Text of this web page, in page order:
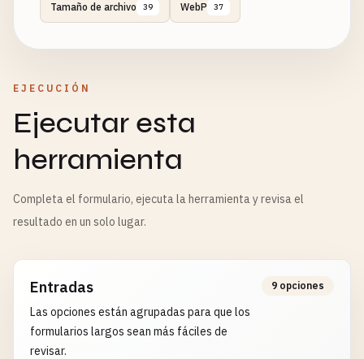
Tamaño de archivo 39 WebP 37
EJECUCIÓN
Ejecutar esta
herramienta
Completa el formulario, ejecuta la herramienta y revisa el
resultado en un solo lugar.
Entradas
Las opciones están agrupadas para que los
formularios largos sean más fáciles de
revisar.
9 opciones